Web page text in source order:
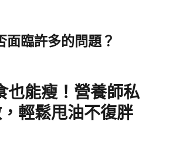
面臨許多的問題？
也能瘦！營養師私
輕鬆甩油不復胖